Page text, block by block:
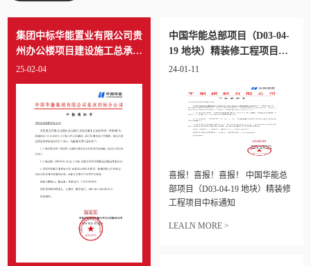
集团中标华能置业有限公司贵
州办公楼项目建设施工总承包
项目
25-02-04
中国华能总部项目（D03-04-
19 地块）精装修工程项目中
标通知
24-01-11
喜报！喜报！喜报！ 中国华能总
部项目（D03-04-19 地块）精装修
工程项目中标通知
LEALN MORE >